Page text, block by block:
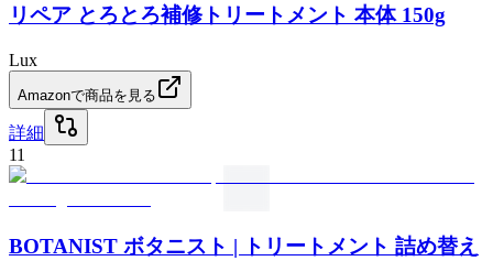
リペア とろとろ補修トリートメント 本体 150g
Lux
Amazonで商品を見る
詳細
11
BOTANIST ボタニスト | トリートメント 詰め替え